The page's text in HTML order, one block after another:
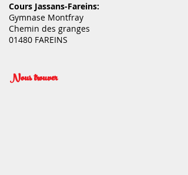
Cours Jassans-Fareins:
Gymnase Montfray
Chemin des granges
01480 FAREINS
Nous trouver